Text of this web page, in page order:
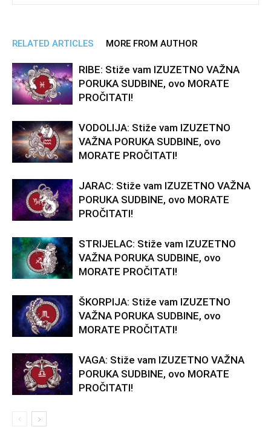
RELATED ARTICLES MORE FROM AUTHOR
RIBE: Stiže vam IZUZETNO VAŽNA
PORUKA SUDBINE, ovo MORATE
PROČITATI!
VODOLIJA: Stiže vam IZUZETNO
VAŽNA PORUKA SUDBINE, ovo
MORATE PROČITATI!
JARAC: Stiže vam IZUZETNO VAŽNA
PORUKA SUDBINE, ovo MORATE
PROČITATI!
STRIJELAC: Stiže vam IZUZETNO
VAŽNA PORUKA SUDBINE, ovo
MORATE PROČITATI!
ŠKORPIJA: Stiže vam IZUZETNO
VAŽNA PORUKA SUDBINE, ovo
MORATE PROČITATI!
VAGA: Stiže vam IZUZETNO VAŽNA
PORUKA SUDBINE, ovo MORATE
PROČITATI!